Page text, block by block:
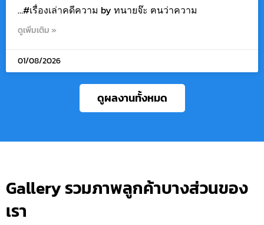
…#เรื่องเล่าคดีความ by ทนายจ๊ะ ฅนว่าความ
ดูเพิ่มเติม »
01/08/2026
ดูผลงานทั้งหมด
Gallery รวมภาพลูกค้าบางส่วนของ
เรา